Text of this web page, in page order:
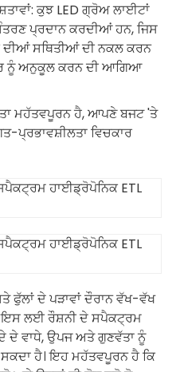
ਕੁਝ LED ਗ੍ਰੋਅ ਲਾਈਟਾਂ
ਪ੍ਰਦਾਨ ਕਰਦੀਆਂ ਹਨ, ਜਿਸ
ਦੀਆਂ ਸਥਿਤੀਆਂ ਦੀ ਨਕਲ ਕਰਨ
ਨੂੰ ਅਨੁਕੂਲ ਕਰਨ ਦੀ ਆਗਿਆ
ਮਹੱਤਵਪੂਰਨ ਹੈ, ਆਪਣੇ ਬਜਟ 'ਤੇ
ਪ੍ਰਭਾਵਸ਼ੀਲਤਾ ਵਿਚਕਾਰ
ਫੁੱਲਾਂ ਦੇ ਪੜਾਵਾਂ ਦੌਰਾਨ ਵੱਖ-ਵੱਖ
ਇਸ ਲਈ ਰੌਸ਼ਨੀ ਦੇ ਸਪੈਕਟ੍ਰਮ
ਦੇ ਵਾਧੇ, ਉਪਜ ਅਤੇ ਗੁਣਵੱਤਾ ਨੂੰ
ਹੈ। ਇਹ ਮਹੱਤਵਪੂਰਨ ਹੈ ਕਿ